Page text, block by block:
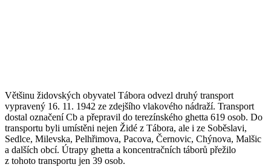
Většinu židovských obyvatel Tábora odvezl druhý transport
vypravený 16. 11. 1942 ze zdejšího vlakového nádraží. Transport
dostal označení Cb a přepravil do terezínského ghetta 619 osob. Do
transportu byli umístěni nejen Židé z Tábora, ale i ze Soběslavi,
Sedlce, Milevska, Pelhřimova, Pacova, Černovic, Chýnova, Malšic
a dalších obcí. Útrapy ghetta a koncentračních táborů přežilo
z tohoto transportu jen 39 osob.